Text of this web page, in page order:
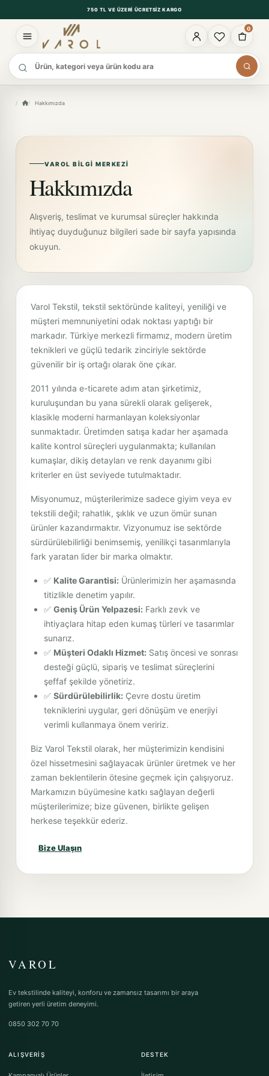
750 TL VE ÜZERI ÜCRETSIZ KARGO
0
Ürün ara
Hakkımızda
VAROL BILGI MERKEZI
Hakkımızda
Alışveriş, teslimat ve kurumsal süreçler hakkında
ihtiyaç duyduğunuz bilgileri sade bir sayfa yapısında
okuyun.
Varol Tekstil, tekstil sektöründe kaliteyi, yeniliği ve
müşteri memnuniyetini odak noktası yaptığı bir
markadır. Türkiye merkezli firmamız, modern üretim
teknikleri ve güçlü tedarik zinciriyle sektörde
güvenilir bir iş ortağı olarak öne çıkar.
2011 yılında e-ticarete adım atan şirketimiz,
kuruluşundan bu yana sürekli olarak gelişerek,
klasikle moderni harmanlayan koleksiyonlar
sunmaktadır. Üretimden satışa kadar her aşamada
kalite kontrol süreçleri uygulanmakta; kullanılan
kumaşlar, dikiş detayları ve renk dayanımı gibi
kriterler en üst seviyede tutulmaktadır.
Misyonumuz, müşterilerimize sadece giyim veya ev
tekstili değil; rahatlık, şıklık ve uzun ömür sunan
ürünler kazandırmaktır. Vizyonumuz ise sektörde
sürdürülebilirliği benimsemiş, yenilikçi tasarımlarıyla
fark yaratan lider bir marka olmaktır.
✅ Kalite Garantisi: Ürünlerimizin her aşamasında
titizlikle denetim yapılır.
✅ Geniş Ürün Yelpazesi: Farklı zevk ve
ihtiyaçlara hitap eden kumaş türleri ve tasarımlar
sunarız.
✅ Müşteri Odaklı Hizmet: Satış öncesi ve sonrası
desteği güçlü, sipariş ve teslimat süreçlerini
şeffaf şekilde yönetiriz.
✅ Sürdürülebilirlik: Çevre dostu üretim
tekniklerini uygular, geri dönüşüm ve enerjiyi
verimli kullanmaya önem veririz.
Biz Varol Tekstil olarak, her müşterimizin kendisini
özel hissetmesini sağlayacak ürünler üretmek ve her
zaman beklentilerin ötesine geçmek için çalışıyoruz.
Markamızın büyümesine katkı sağlayan değerli
müşterilerimize; bize güvenen, birlikte gelişen
herkese teşekkür ederiz.
Bize Ulaşın
VAROL
Ev tekstilinde kaliteyi, konforu ve zamansız tasarımı bir araya
getiren yerli üretim deneyimi.
0850 302 70 70
ALIŞVERIŞ DESTEK